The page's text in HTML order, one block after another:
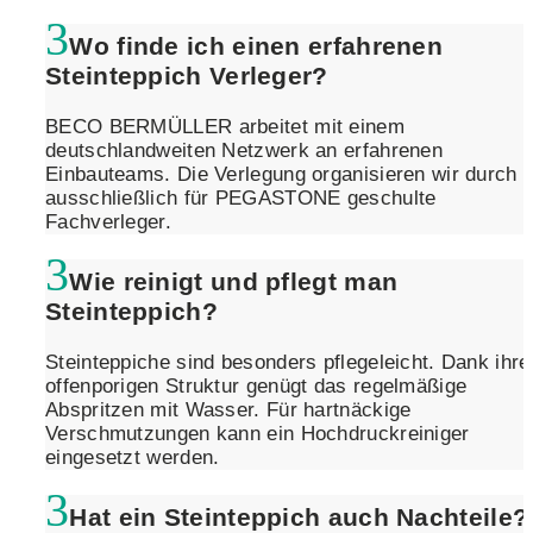
Wo finde ich einen erfahrenen
Steinteppich Verleger?
BECO BERMÜLLER arbeitet mit einem
deutschlandweiten Netzwerk an erfahrenen
Einbauteams. Die Verlegung organisieren wir durch
ausschließlich für PEGASTONE geschulte
Fachverleger.
Wie reinigt und pflegt man
Steinteppich?
Steinteppiche sind besonders pflegeleicht. Dank
offenporigen Struktur genügt das regelmäßige
Abspritzen mit Wasser. Für hartnäckige
Verschmutzungen kann ein Hochdruckreiniger
eingesetzt werden.
Hat ein Steinteppich auch Nachteile?